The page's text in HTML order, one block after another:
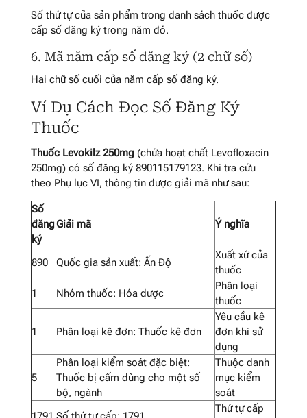
Số thứ tự của sản phẩm trong danh sách thuốc được
cấp số đăng ký trong năm đó.
6. Mã năm cấp số đăng ký (2 chữ số)
Hai chữ số cuối của năm cấp số đăng ký.
Ví Dụ Cách Đọc Số Đăng Ký
Thuốc
Thuốc Levokilz 250mg(chứa hoạt chất Levofloxacin
250mg) có số đăng ký 890115179123. Khi tra cứu
theo Phụ lục VI, thông tin được giải mã như sau:
Số
đăng
ký
Giải mã Ý nghĩa
890 Quốc gia sản xuất: Ấn Độ
Xuất xứ của
thuốc
1
Nhóm thuốc: Hóa dược
Phân loại
thuốc
1 Phân loại kê đơn: Thuốc kê đơn
Yêu cầu kê
đơn khi sử
dụng
5
Phân loại kiểm soát đặc biệt:
Thuốc bị cấm dùng cho một số
bộ, ngành
Thuộc danh
mục kiểm
soát
Thứ tự cấp